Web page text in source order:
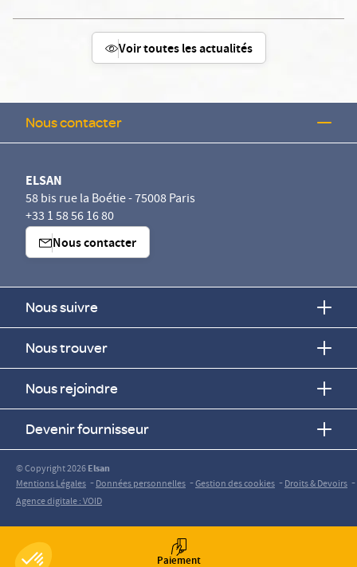
Paiement
Voir toutes les actualités
Nous contacter
ELSAN
58 bis rue la Boétie - 75008 Paris
+33 1 58 56 16 80
Nous contacter
Nous suivre
Nous trouver
Nous rejoindre
Devenir fournisseur
© Copyright 2026Elsan
Mentions Légales -Données personnelles -Gestion des cookies -Droits & Devoirs -
Agence digitale : VOID